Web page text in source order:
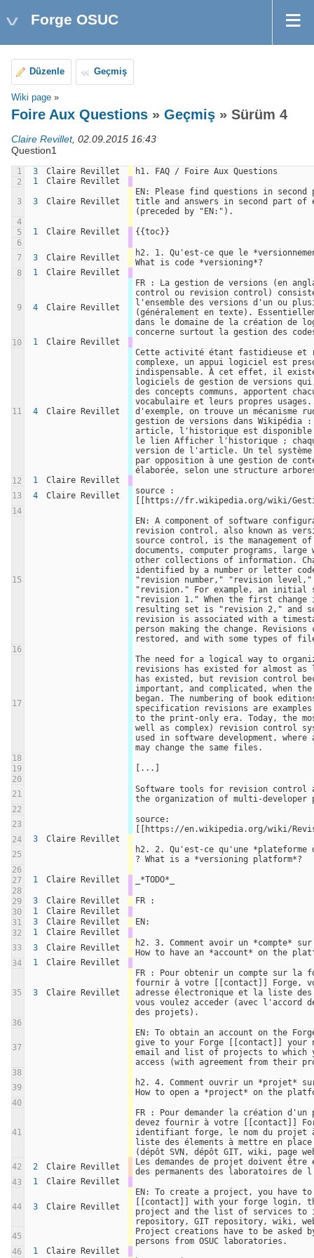
Forge OSUC
Düzenle Geçmiş
Wiki page »
Foire Aux Questions » Geçmiş » Sürüm 4
Claire Revillet, 02.09.2015 16:43
Question1
1 3 Claire Revillet
h1. FAQ / Foire Aux Questions
2
1 Claire Revillet
3 3 Claire Revillet
EN: Please find questions in second
title and answers in second part of
(preceded by "EN:").
4
5
1 Claire Revillet
{{toc}}
6
7
3 Claire Revillet
h2. 1. Qu'est-ce que le
What is code *versioning*?
8
1 Claire Revillet
9 4 Claire Revillet
FR : La gestion de versions (en
control ou revision control)
l'ensemble des versions d'un ou
(généralement en texte).
dans le domaine de la création de
concerne surtout la gestion des
10
1 Claire Revillet
11 4 Claire Revillet
Cette activité étant fastidieuse et
complexe, un appui logiciel est
indispensable. À cet effet, il
logiciels de gestion de versions
des concepts communs, apportent
vocabulaire et leurs propres
d'exemple, on trouve un mécanisme
gestion de versions dans Wikipédia :
article, l'historique est disponible
le lien Afficher l'historique ;
version de l'article. Un tel
par opposition à une gestion de
élaborée, selon une structure
12
1
Claire Revillet
13
4 Claire Revillet
source :
[[https://fr.wikipedia.org/wiki/
14
15
EN: A component of software
revision control, also known as
source control, is the management of
documents, computer programs,
other collections of information.
identified by a number or letter
"revision number," "revision
"revision." For example, an
"revision 1." When the first change
resulting set is "revision 2," and
revision is associated with a
person making the change. Revisions
restored, and with some types of
16
17
The need for a logical way to
revisions has existed for almost as
has existed, but revision control
important, and complicated, when
began. The numbering of book
specification revisions are
to the print-only era. Today, the
well as complex) revision control
used in software development, where
may change the same files.
18
19
[...]
20
21
Software tools for revision control
the organization of multi-developer
22
23
source:
[[https://en.wikipedia.org/wiki/
24
3
Claire Revillet
25
h2. 2. Qu'est-ce qu'une *plateforme
? What is a *versioning platform*?
26
27
1 Claire Revillet
_*TODO*_
28
29
3 Claire Revillet
FR :
30
1
Claire Revillet
31
3 Claire Revillet
EN:
32
1
Claire Revillet
33
3 Claire Revillet
h2. 3. Comment avoir un *compte*
How to have an *account* on the
34
1 Claire Revillet
35 3 Claire Revillet
FR : Pour obtenir un compte sur la
fournir à votre [[contact]] Forge,
adresse électronique et la liste des
vous voulez acceder (avec l'accord
des projets).
36
37
EN: To obtain an account on the
give to your Forge [[contact]] your
email and list of projects to which
access (with agreement from their
38
39
h2. 4. Comment ouvrir un *projet*
How to open a *project* on the
40
41
FR : Pour demander la création
devez fournir à votre [[contact]]
identifiant forge, le nom du projet
liste des élements à mettre en
(dépôt SVN, dépôt GIT, wiki, page
42
2 Claire Revillet
Les demandes de projet doivent être
des permanents des laboratoires de
43
1 Claire Revillet
44 3 Claire Revillet
EN: To create a project, you have to
[[contact]] with your forge login,
project and the list of services to
repository, GIT repository, wiki,
45
Project creations have to be asked
persons from OSUC laboratories.
46
1
Claire Revillet